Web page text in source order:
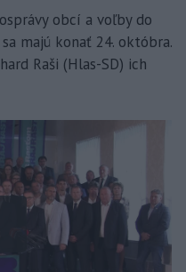
obcí a voľby do
majú konať 24. októbra.
Raši (Hlas-SD) ich